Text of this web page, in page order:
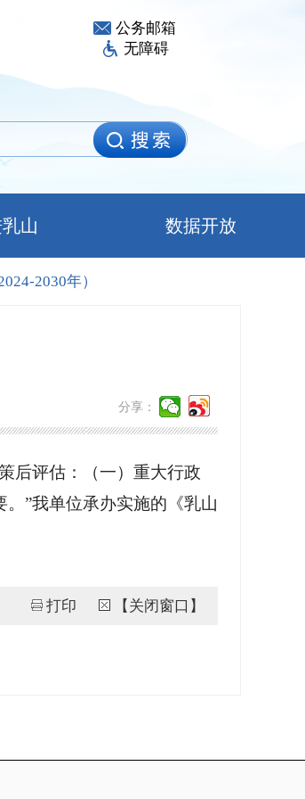
公务邮箱
无障碍
山 数据开放
2030年）
分享：
后评估：（一）重大行政
”我单位承办实施的《乳山
打印 【关闭窗口】